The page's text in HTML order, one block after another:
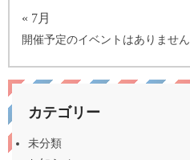
« 7月
開催予定のイベントはありません
カテゴリー
未分類